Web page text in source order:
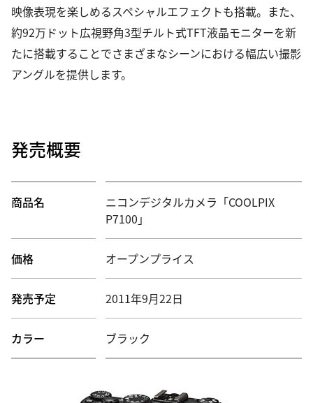
映像表現を楽しめるスペシャルエフェクトも搭載。また、
約92万ドット広視野角3型チルト式TFT液晶モニターを新
たに搭載することでさまざまなシーンにおける幅広い撮影
アングルを提供します。
発売概要
商品名
ニコンデジタルカメラ「COOLPIX
P7100」
価格 オープンプライス
発売予定 2011年9月22日
カラー ブラック